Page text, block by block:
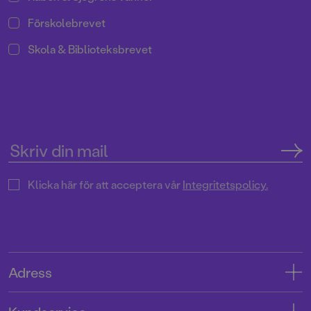
Förskolebrevet
Skola & Biblioteksbrevet
Klicka här för att acceptera vårIntegritetspolicy.
Adress